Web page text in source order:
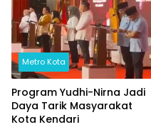
Metro Kota
Program Yudhi-Nirna Jadi
Daya Tarik Masyarakat
Kota Kendari